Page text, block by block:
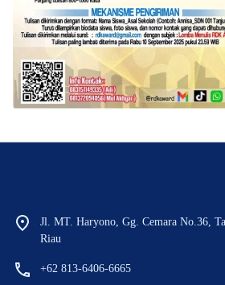
Jl. MT. Haryono, Gg. Cemara No.36,
Riau
+62 813-6406-6665